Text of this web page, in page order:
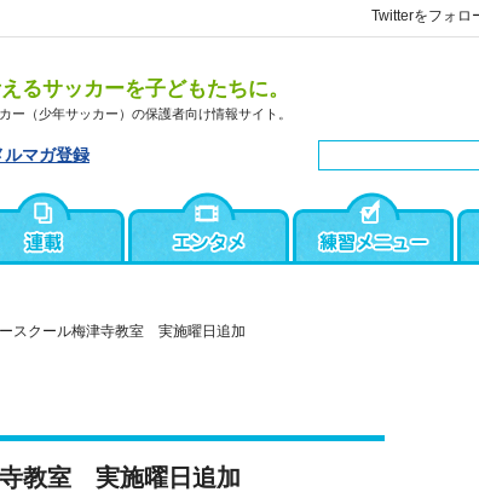
Twitterをフォロ
るサッカーを子どもたちに。
ー（少年サッカー）の保護者向け情報サイト。
ルマガ登録
スクール梅津寺教室 実施曜日追加
教室 実施曜日追加